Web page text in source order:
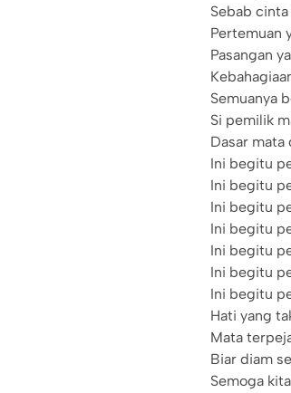
Sebab
Pertemuan
Pasangan
Semuanya
Si pemilik
Dasar mata
Ini begitu
Ini begitu
Ini begitu
Ini begitu
Ini begitu
Ini begitu
Ini begitu
Hati yang
Mata
Biar diam
Semoga